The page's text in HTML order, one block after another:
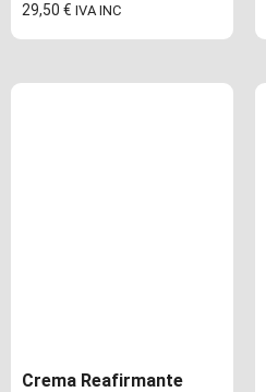
29,50 € IVA INC
Crema Reafirmante